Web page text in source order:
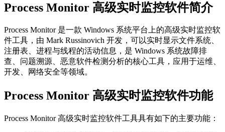
Process Monitor 高级实时监控软件简介
Process Monitor 是一款 Windows 系统平台上的高级实时监控软
件工具，由 Mark Russinovich 开发，可以实时显示文件系统、
注册表、进程与线程的活动信息，是 Windows 系统故障排
查、问题溯源、恶意软件检测分析的核心工具，应用于运维、
开发、网络安全等领域。
Process Monitor 高级实时监控软件功能
Process Monitor 高级实时监控软件工具具有如下的主要功能：